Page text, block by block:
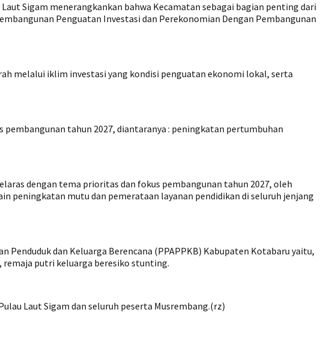
Sigam menerangkankan bahwa Kecamatan sebagai bagian penting dari
Penguatan Investasi dan Perekonomian Dengan Pembangunan
melalui iklim investasi yang kondisi penguatan ekonomi lokal, serta
tahun 2027, diantaranya : peningkatan pertumbuhan
dengan tema prioritas dan fokus pembangunan tahun 2027, oleh
peningkatan mutu dan pemerataan layanan pendidikan di seluruh jenjang
dan Keluarga Berencana (PPAPPKB) Kabupaten Kotabaru yaitu,
putri keluarga beresiko stunting.
Laut Sigam dan seluruh peserta Musrembang.(rz)